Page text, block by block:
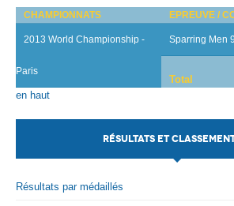
Actus
Par Statistiques
CHAMPIONNATS EPREUVE /
2013 World Championship -
Paris
Sparring Men
Total
en haut
RÉSULTATS ET
Résultats par médaillés